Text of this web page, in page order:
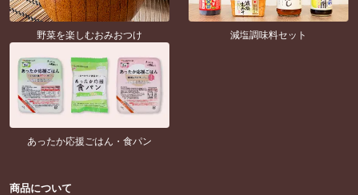
野菜を楽しむおみおつけ 減塩調味料セット
あったか応援ごはん・食パン
商品について